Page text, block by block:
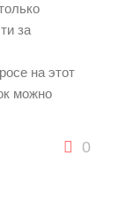
за
на этот
можно
0